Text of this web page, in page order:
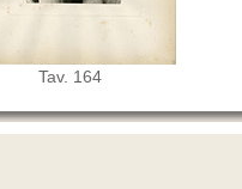
Tav. 164